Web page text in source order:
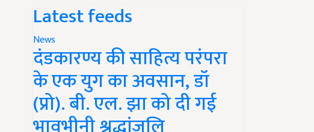
Latest feeds
News
दंडकारण्य की साहित्य परंपरा
के एक युग का अवसान, डॉ
(प्रो). बी. एल. झा को दी गई